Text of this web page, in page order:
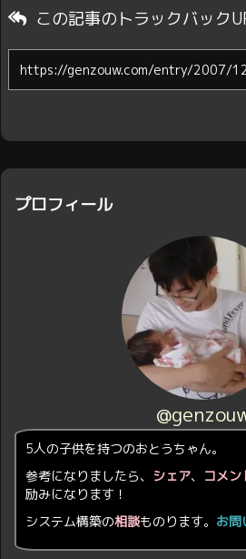
この記事のトラックバック
プロフィール
5人の子供を持つのおとうちゃん。
参考になりましたら、 シェア、 コメン
励みになります！
システム構築の相談ものります。 お問